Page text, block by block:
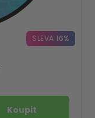
SLEVA 16%